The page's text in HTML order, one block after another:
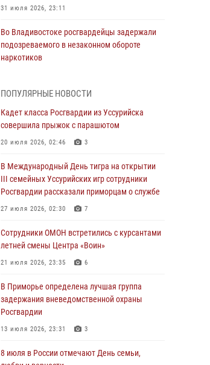
31 июля 2026, 23:11
Во Владивостоке росгвардейцы задержали
подозреваемого в незаконном обороте
наркотиков
Вопрос противодействия незаконному
обороту оружия рассмотрели на заседании
антитеррористической комиссии
Во Владивостоке во дворе жилого дома
сотрудники вневедомственной охраны
обнаружили запрещенные растения
В День Крещения Руси в Князь-
Владимирском храме – Главном храме
с крестным ходом
28 июля 2026, 10:29 3
Росгвардейцы в Приморье приняли участие в
28 июля 2026, 05:39 3
ПОПУЛЯРНЫЕ НОВОСТИ
Кадет класса Росгвардии из Уссурийска
совершила прыжок с парашютом
20 июля 2026, 02:46 3
В Международный День тигра на открытии
III семейных Уссурийских игр сотрудники
Росгвардии рассказали приморцам о службе
27 июля 2026, 02:30 7
Сотрудники ОМОН встретились с курсантами
летней смены Центра «Воин»
21 июля 2026, 23:35 6
В Приморье определена лучшая группа
задержания вневедомственной охраны
Росгвардии
13 июля 2026, 23:31 3
8 июля в России отмечают День семьи,